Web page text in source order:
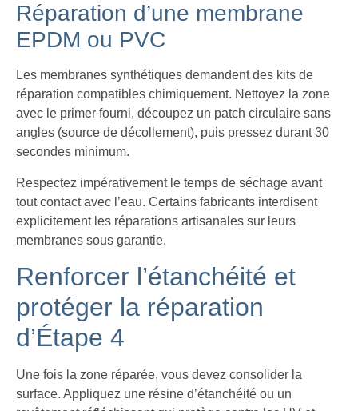
Réparation d’une membrane
EPDM ou PVC
Les membranes synthétiques demandent des kits de
réparation compatibles chimiquement. Nettoyez la zone
avec le primer fourni, découpez un patch circulaire sans
angles (source de décollement), puis pressez durant 30
secondes minimum.
Respectez impérativement le temps de séchage avant
tout contact avec l’eau. Certains fabricants interdisent
explicitement les réparations artisanales sur leurs
membranes sous garantie.
Renforcer l’étanchéité et
protéger la réparation
d’Étape 4
Une fois la zone réparée, vous devez consolider la
surface. Appliquez une résine d’étanchéité ou un